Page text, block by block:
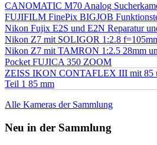
CANOMATIC M70 Analog
FUJIFILM FinePix BIGJOB
Nikon Fujix E2S und E2N Reparatur
Nikon Z7 mit SOLIGOR 1:2.8
Nikon Z7 mit TAMRON 1:2.5 28mm
Pocket FUJICA 350 ZOOM
ZEISS IKON CONTAFLEX III mit 85
Teil 1 85 mm
Alle Kameras der Sammlung
Neu in der Sammlung